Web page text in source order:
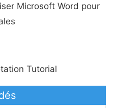
Microsoft Word pour
Tutorial